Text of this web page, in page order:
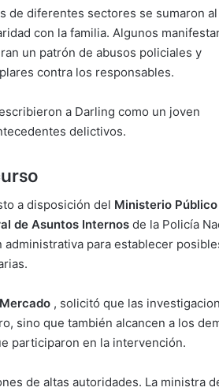
de diferentes sectores se sumaron al
con la familia. Algunos
un patrón de abusos policiales y
contra los responsables.
a Darling como un joven
delictivos.
a disposición del Ministerio Público
de Asuntos Internos de la Policía
para establecer
, solicitó que las
sino que también alcancen a los
participaron en la intervención.
de altas autoridades. La ministra